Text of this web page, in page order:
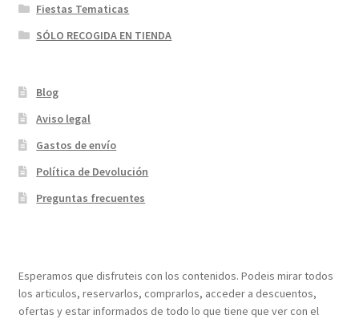
Fiestas Tematicas
SÓLO RECOGIDA EN TIENDA
Blog
Aviso legal
Gastos de envío
Política de Devolución
Preguntas frecuentes
Esperamos que disfruteis con los contenidos. Podeis mirar todos
los articulos, reservarlos, comprarlos, acceder a descuentos,
ofertas y estar informados de todo lo que tiene que ver con el